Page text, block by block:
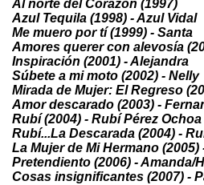
Al norte del Corazón (1997)
Azul Tequila (1998) - Azul Vidal
Me muero por tí (1999) - Santa
Amores querer con alevosía
Inspiración (2001) - Alejandra
Súbete a mi moto (2002) - Nelly
Mirada de Mujer: El Regreso
Amor descarado (2003) -
Rubí (2004) - Rubí Pérez Ochoa
Rubí...La Descarada (2004) -
La Mujer de Mi Hermano (2005)
Pretendiento (2006) - Amanda/
Cosas insignificantes (2007) -